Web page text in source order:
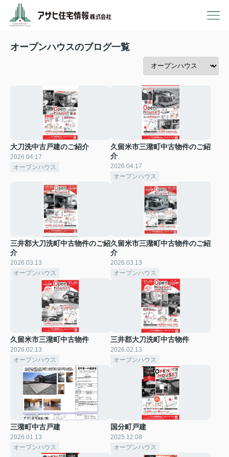
オープンハウスのブログ一覧
大刀洗中古戸建のご紹介
2026.04.17
オープンハウス
久留米市三潴町中古物件のご紹
介
2026.04.17
オープンハウス
三井郡大刀洗町中古物件のご紹
介
2026.03.13
オープンハウス
久留米市三潴町中古物件のご紹
介
2026.03.13
オープンハウス
久留米市三潴町中古物件
2026.02.13
オープンハウス
三井郡大刀洗町中古物件
2026.02.13
オープンハウス
三潴町中古戸建
2026.01.13
オープンハウス
国分町戸建
2025.12.08
オープンハウス